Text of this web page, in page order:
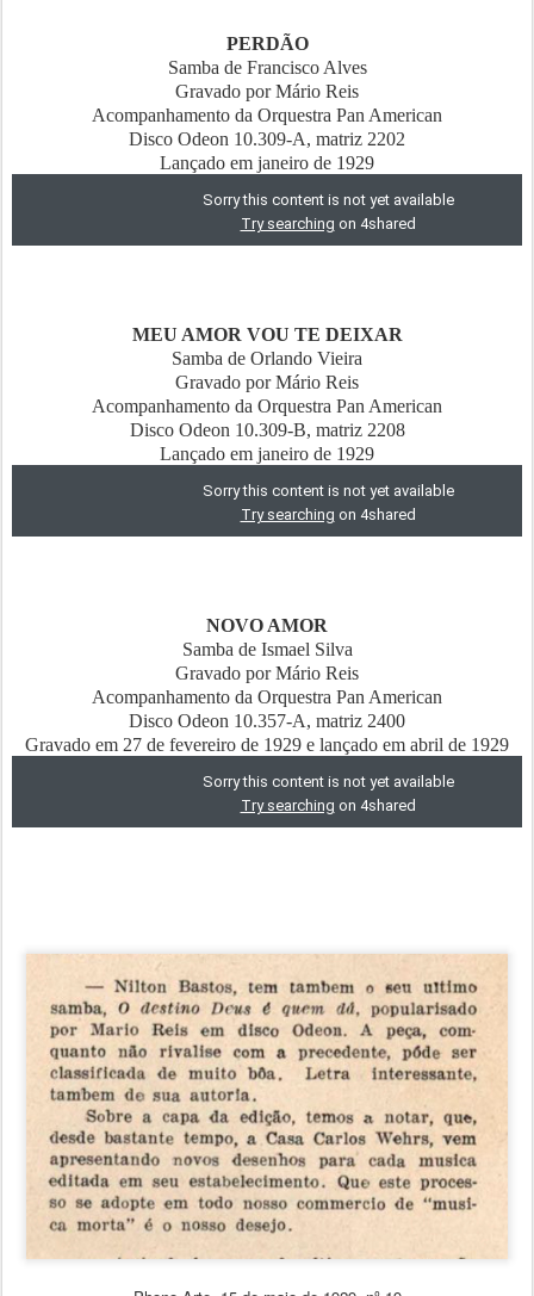
PERDÃO
Samba de Francisco Alves
Gravado por Mário Reis
Acompanhamento da Orquestra Pan American
Disco Odeon 10.309-A, matriz 2202
Lançado em janeiro de 1929
MEU AMOR VOU TE DEIXAR
Samba de Orlando Vieira
Gravado por Mário Reis
Acompanhamento da Orquestra Pan American
Disco Odeon 10.309-B, matriz 2208
Lançado em janeiro de 1929
NOVO AMOR
Samba de Ismael Silva
Gravado por Mário Reis
Acompanhamento da Orquestra Pan American
Disco Odeon 10.357-A, matriz 2400
Gravado em 27 de fevereiro de 1929 e lançado em abril de 1929